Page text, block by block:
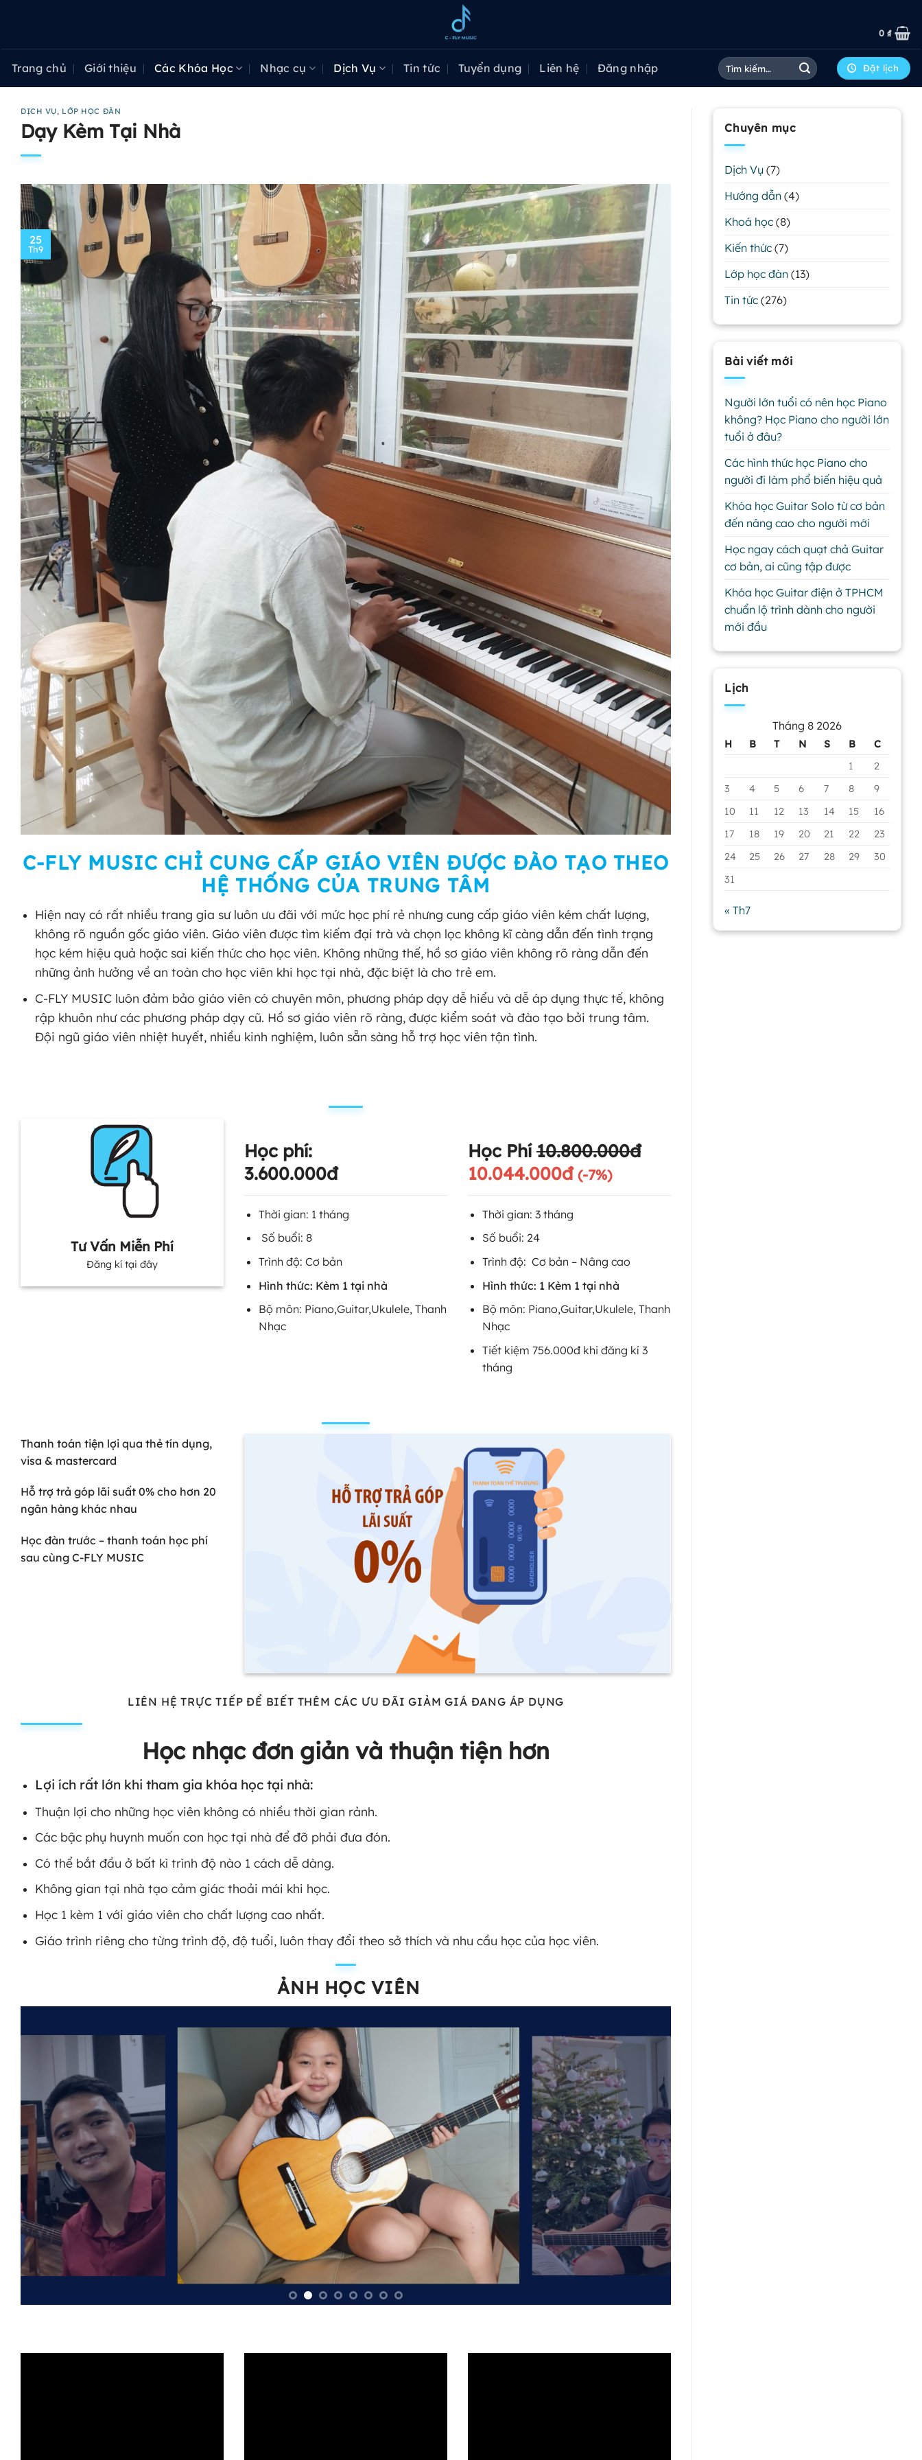
0 ₫
Trang chủ Giới thiệu Các Khóa Học Nhạc cụ Dịch Vụ Tin tức Tuyển dụng Liên hệ Đăng nhập
Tìm
kiếm:
Đặt lịch
DỊCH VỤ, LỚP HỌC ĐÀN
Dạy Kèm Tại Nhà
25
Th9
C-FLY MUSIC CHỈ CUNG CẤP GIÁO VIÊN ĐƯỢC ĐÀO TẠO THEO
HỆ THỐNG CỦA TRUNG TÂM
Hiện nay có rất nhiều trang gia sư luôn ưu đãi với mức học phí rẻ nhưng cung cấp giáo viên kém chất lượng,
không rõ nguồn gốc giáo viên. Giáo viên được tìm kiếm đại trà và chọn lọc không kĩ càng dẫn đến tình trạng
học kém hiệu quả hoặc sai kiến thức cho học viên. Không những thế, hồ sơ giáo viên không rõ ràng dẫn đến
những ảnh hưởng về an toàn cho học viên khi học tại nhà, đặc biệt là cho trẻ em.
C-FLY MUSIC luôn đảm bảo giáo viên có chuyên môn, phương pháp dạy dễ hiểu và dễ áp dụng thực tế, không
rập khuôn như các phương pháp dạy cũ. Hồ sơ giáo viên rõ ràng, được kiểm soát và đào tạo bởi trung tâm.
Đội ngũ giáo viên nhiệt huyết, nhiều kinh nghiệm, luôn sẵn sàng hỗ trợ học viên tận tình.
Tư Vấn Miễn Phí
Đăng kí tại đây
Học phí:
3.600.000đ
Thời gian: 1 tháng
Số buổi: 8
Trình độ: Cơ bản
Hình thức: Kèm 1 tại nhà
Bộ môn: Piano,Guitar,Ukulele, Thanh
Nhạc
Học Phí10.800.000đ
10.044.000đ (-7%)
Thời gian: 3 tháng
Số buổi: 24
Trình độ: Cơ bản – Nâng cao
Hình thức: 1 Kèm 1 tại nhà
Bộ môn: Piano,Guitar,Ukulele, Thanh
Nhạc
Tiết kiệm 756.000đ khi đăng kí 3
tháng
Thanh toán tiện lợi qua thẻ tín dụng,
visa & mastercard
Hỗ trợ trả góp lãi suất 0% cho hơn 20
ngân hàng khác nhau
Học đàn trước – thanh toán học phí
sau cùng C-FLY MUSIC
LIÊN HỆ TRỰC TIẾP ĐỂ BIẾT THÊM CÁC ƯU ĐÃI GIẢM GIÁ ĐANG ÁP DỤNG
Học nhạc đơn giản và thuận tiện hơn
Lợi ích rất lớn khi tham gia khóa học tại nhà:
Thuận lợi cho những học viên không có nhiều thời gian rảnh.
Các bậc phụ huynh muốn con học tại nhà để đỡ phải đưa đón.
Có thể bắt đầu ở bất kì trình độ nào 1 cách dễ dàng.
Không gian tại nhà tạo cảm giác thoải mái khi học.
Học 1 kèm 1 với giáo viên cho chất lượng cao nhất.
Giáo trình riêng cho từng trình độ, độ tuổi, luôn thay đổi theo sở thích và nhu cầu học của học viên.
ẢNH HỌC VIÊN
Chuyên mục
Dịch Vụ (7)
Hướng dẫn (4)
Khoá học (8)
Kiến thức (7)
Lớp học đàn (13)
Tin tức (276)
Bài viết mới
Người lớn tuổi có nên học Piano
không? Học Piano cho người lớn
tuổi ở đâu?
Các hình thức học Piano cho
người đi làm phổ biến hiệu quả
Khóa học Guitar Solo từ cơ bản
đến nâng cao cho người mới
Học ngay cách quạt chả Guitar
cơ bản, ai cũng tập được
Khóa học Guitar điện ở TPHCM
chuẩn lộ trình dành cho người
mới đầu
Lịch
Tháng 8 2026
H B T N S B
C
1
2
3
4 5 6 7 8
9
10
11 12 13 14 15
16
17
18 19 20 21 22
23
24
25 26 27 28 29
30
31
« Th7